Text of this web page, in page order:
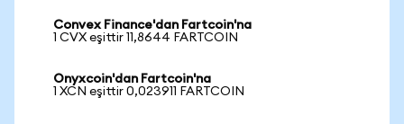
Convex Finance'dan Fartcoin'na
1 CVX eşittir 11,8644 FARTCOIN
Onyxcoin'dan Fartcoin'na
1 XCN eşittir 0,023911 FARTCOIN